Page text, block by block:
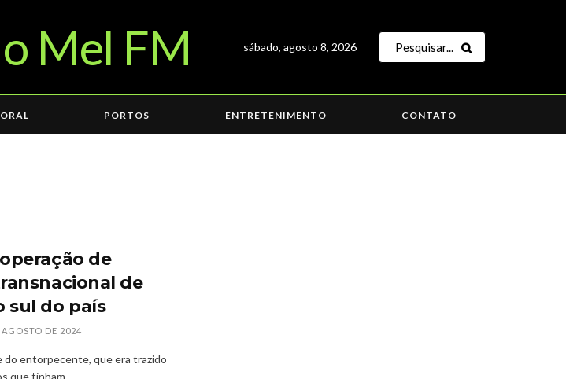
sábado, agosto 8, 2026
PORTOS ENTRETENIMENTO CONTATO
de
de
sul do país
AGOSTO DE 2024
do entorpecente, que era trazido
que tinham ...